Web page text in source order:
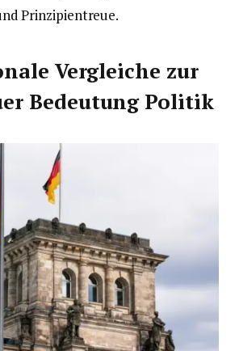
Prinzipientreue.
Vergleiche zur
Bedeutung Politik